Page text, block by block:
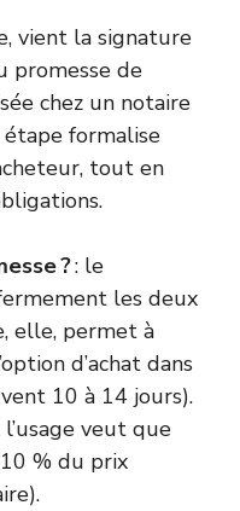
vient la signature
promesse de
chez un notaire
étape formalise
tout en
?: le
les deux
elle, permet à
d’achat dans
10 à 14 jours).
l’usage veut que
% du prix